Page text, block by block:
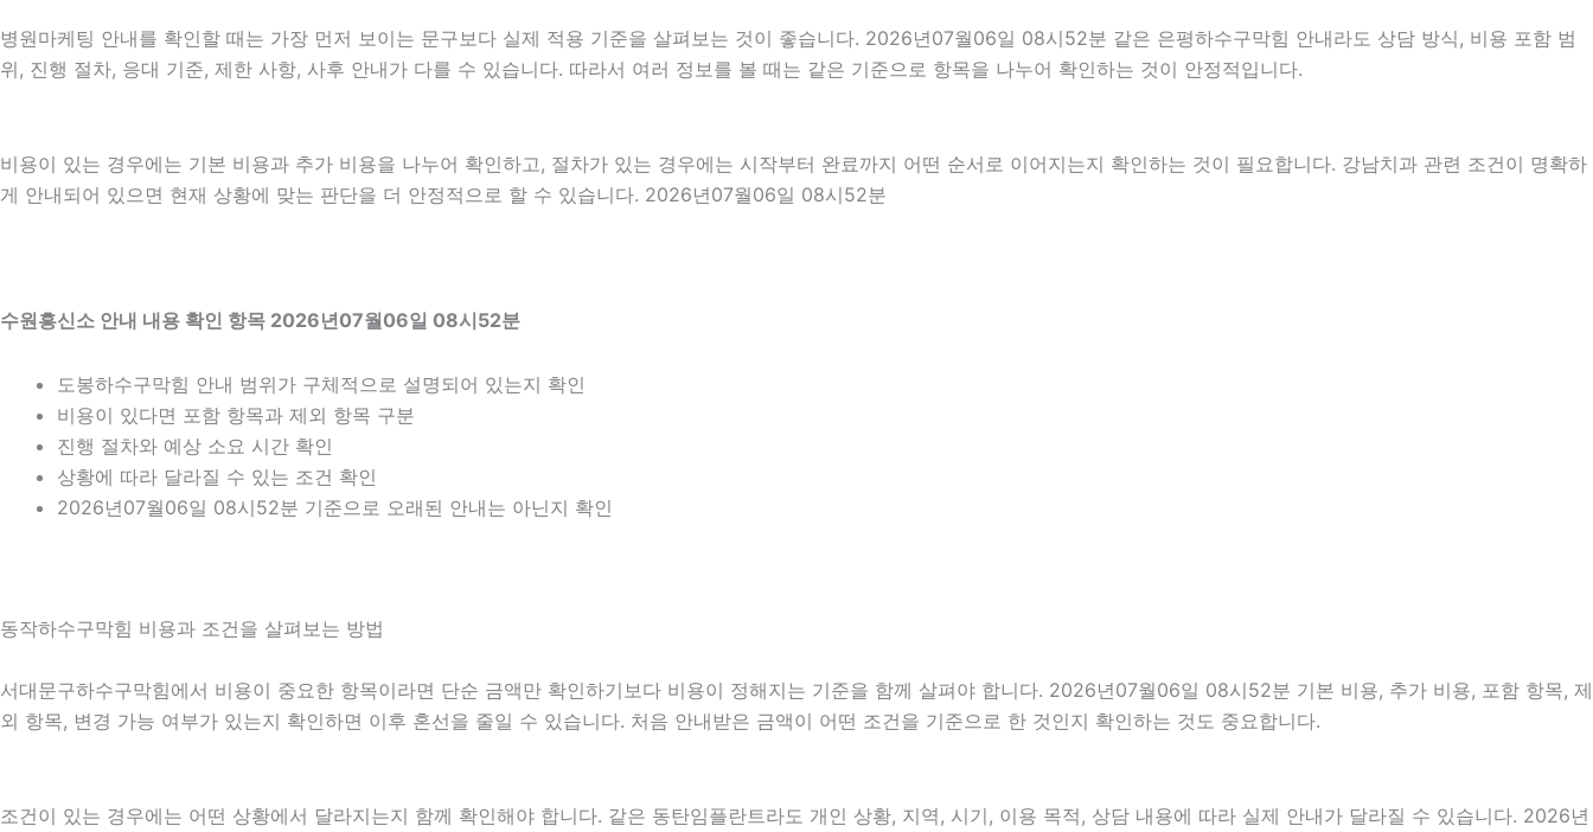
병원마케팅 안내를 확인할 때는 가장 먼저 보이는 문구보다 실제 적용 기준을 살펴보는 것이 좋습니다. 2026년07월06일 08시52분 같은 은평하수구막힘 안내라도 상담 방식, 비용 포함 범
위, 진행 절차, 응대 기준, 제한 사항, 사후 안내가 다를 수 있습니다. 따라서 여러 정보를 볼 때는 같은 기준으로 항목을 나누어 확인하는 것이 안정적입니다.
비용이 있는 경우에는 기본 비용과 추가 비용을 나누어 확인하고, 절차가 있는 경우에는 시작부터 완료까지 어떤 순서로 이어지는지 확인하는 것이 필요합니다. 강남치과 관련 조건이 명확하
게 안내되어 있으면 현재 상황에 맞는 판단을 더 안정적으로 할 수 있습니다. 2026년07월06일 08시52분
수원흥신소 안내 내용 확인 항목 2026년07월06일 08시52분
도봉하수구막힘 안내 범위가 구체적으로 설명되어 있는지 확인
비용이 있다면 포함 항목과 제외 항목 구분
진행 절차와 예상 소요 시간 확인
상황에 따라 달라질 수 있는 조건 확인
2026년07월06일 08시52분 기준으로 오래된 안내는 아닌지 확인
동작하수구막힘 비용과 조건을 살펴보는 방법
서대문구하수구막힘에서 비용이 중요한 항목이라면 단순 금액만 확인하기보다 비용이 정해지는 기준을 함께 살펴야 합니다. 2026년07월06일 08시52분 기본 비용, 추가 비용, 포함 항목, 제
외 항목, 변경 가능 여부가 있는지 확인하면 이후 혼선을 줄일 수 있습니다. 처음 안내받은 금액이 어떤 조건을 기준으로 한 것인지 확인하는 것도 중요합니다.
조건이 있는 경우에는 어떤 상황에서 달라지는지 함께 확인해야 합니다. 같은 동탄임플란트라도 개인 상황, 지역, 시기, 이용 목적, 상담 내용에 따라 실제 안내가 달라질 수 있습니다. 2026년